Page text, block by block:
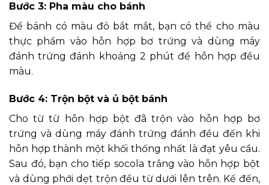
Bước 3: Pha màu cho bánh
Để bánh có màu đỏ bắt mắt, bạn có thể cho màu
thực phẩm vào hỗn hợp bơ trứng và dùng máy
đánh trứng đánh khoảng 2 phút để hỗn hợp đều
màu.
Bước 4: Trộn bột và ủ bột bánh
Cho từ từ hỗn hợp bột đã trộn vào hỗn hợp bơ
trứng và dùng máy đánh trứng đánh đều đến khi
hỗn hợp thành một khối thống nhất là đạt yêu cầu.
Sau đó, bạn cho tiếp socola trắng vào hỗn hợp bột
và dùng phới dẹt trộn đều từ dưới lên trên. Kế đến,